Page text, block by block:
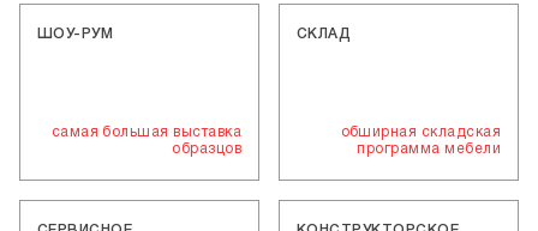
ШОУ-РУМ
самая большая выставка
образцов
СКЛАД
обширная складская
программа мебели